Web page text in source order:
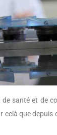
santé et de
que